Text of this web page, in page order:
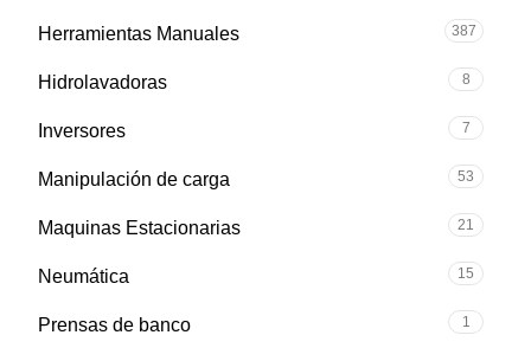
Herramientas Manuales 387
Hidrolavadoras 8
Inversores 7
Manipulación de carga 53
Maquinas Estacionarias 21
Neumática 15
Prensas de banco 1